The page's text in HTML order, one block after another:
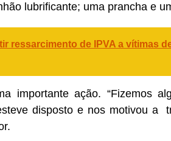
lubrificante; uma prancha e
ressarcimento de IPVA a vítimas
importante ação. “Fizemos
disposto e nos motivou a